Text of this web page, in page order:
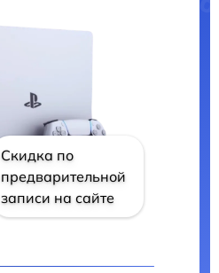
Скидка по
предварительной
записи на сайте